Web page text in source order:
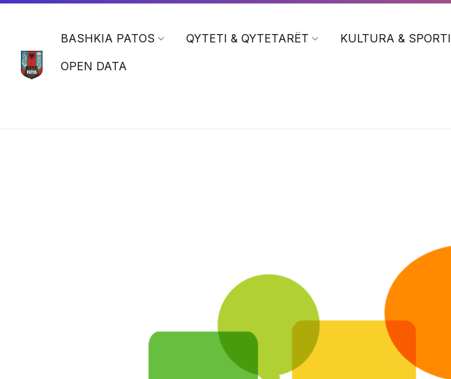
BASHKIA PATOS QYTETI & QYTETARËT KULTURA & SPORTI
OPEN DATA